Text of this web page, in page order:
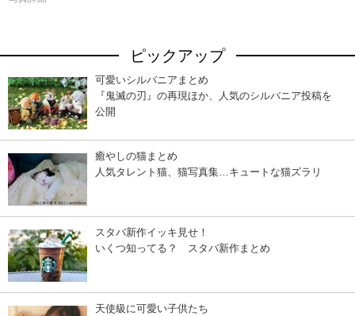
ピックアップ
可愛いシルバニアまとめ
『鬼滅の刃』の再現ほか、人気のシルバニア投稿を
公開
癒やしの猫まとめ
人気タレント猫、猫写真集…キュートな猫ズラリ
スタバ新作イッキ見せ！
いくつ知ってる？ スタバ新作まとめ
天使級に可愛い子供たち